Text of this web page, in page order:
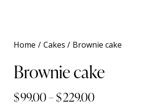
Home Cakes Brownie cake
Brownie cake
$99.00–$229.00